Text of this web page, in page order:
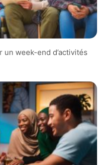
week-end d’activités